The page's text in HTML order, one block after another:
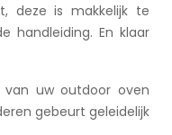
deze is makkelijk te
handleiding. En klaar
uw outdoor oven
gebeurt geleidelijk